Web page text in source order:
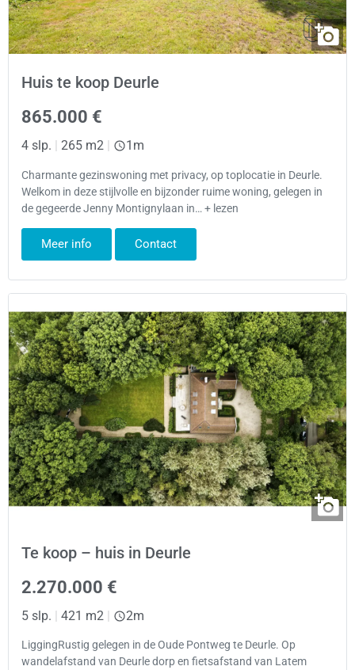
Huis te koop Deurle
865.000 €
4 slp. 265 m2 1m
Charmante gezinswoning met privacy, op toplocatie in Deurle.
Welkom in deze stijlvolle en bijzonder ruime woning, gelegen in
de gegeerde Jenny Montignylaan in… + lezen
Meer info Contact
Te koop – huis in Deurle
2.270.000 €
5 slp. | 421 m2 | 2m
LiggingRustig gelegen in de Oude Pontweg te Deurle. Op
wandelafstand van Deurle dorp en fietsafstand van Latem